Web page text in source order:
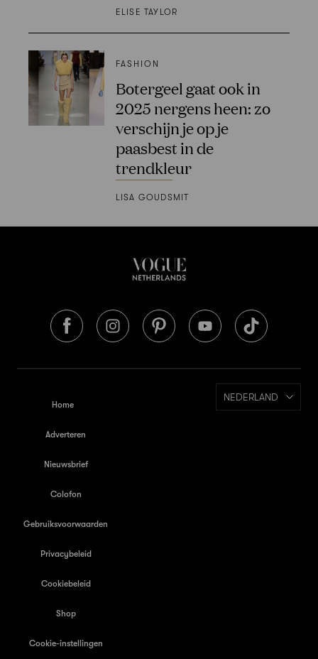
ELISE TAYLOR
FASHION
Botergeel gaat ook in
2025 nergens heen: zo
verschijn je op je
paasbest in de
trendkleur
LISA GOUDSMIT
Home
Adverteren
Nieuwsbrief
Colofon
Gebruiksvoorwaarden
Privacybeleid
Cookiebeleid
Shop
Cookie-instellingen
NEDERLAND